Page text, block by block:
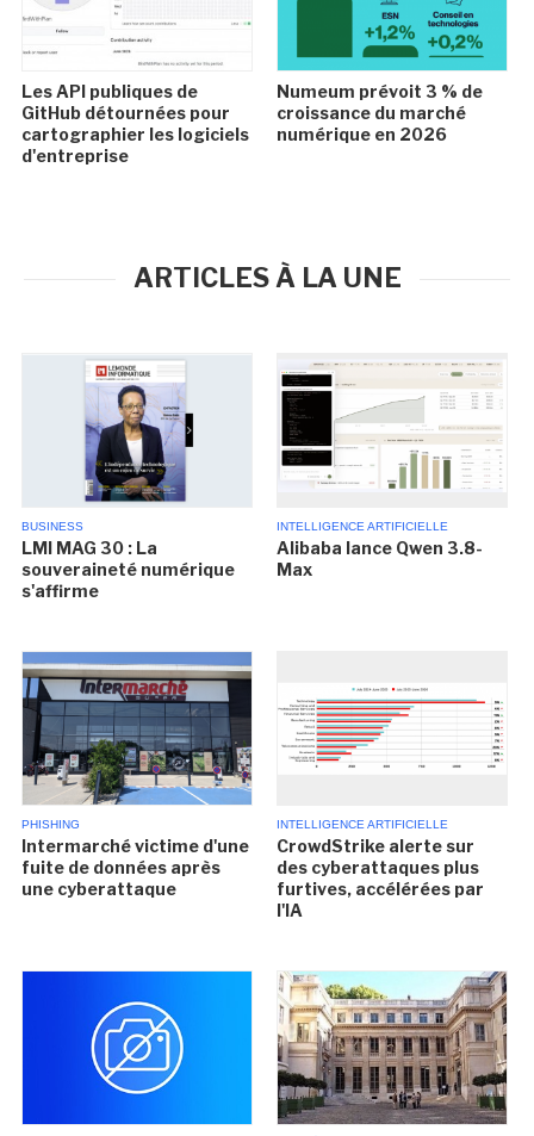
Les API publiques de
GitHub détournées pour
cartographier les logiciels
d'entreprise
Numeum prévoit 3 % de
croissance du marché
numérique en 2026
ARTICLES À LA UNE
BUSINESS
LMI MAG 30 : La
souveraineté numérique
s'affirme
INTELLIGENCE ARTIFICIELLE
Alibaba lance Qwen 3.8-
Max
PHISHING
Intermarché victime d'une
fuite de données après
une cyberattaque
INTELLIGENCE ARTIFICIELLE
CrowdStrike alerte sur
des cyberattaques plus
furtives, accélérées par
l'IA